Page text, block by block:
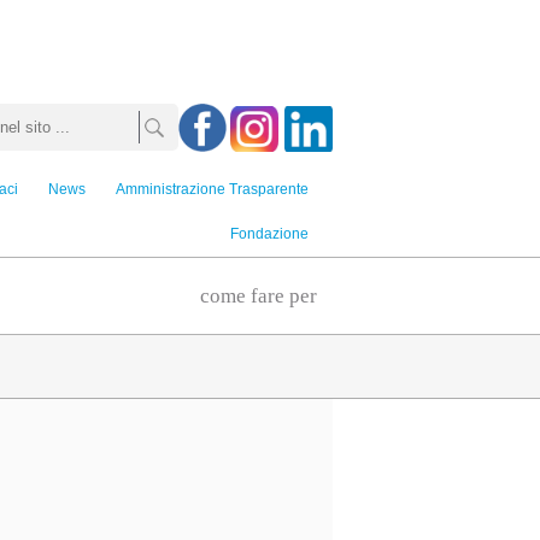
News Amministrazione Trasparente
Fondazione
come fare per